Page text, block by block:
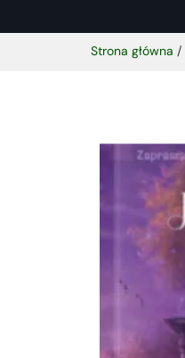
Strona główna /